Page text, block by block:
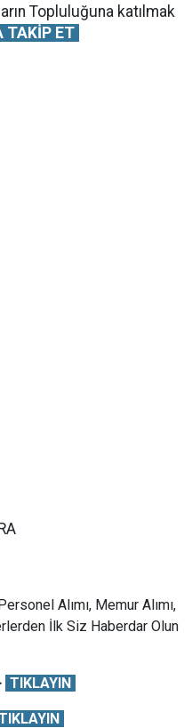
Topluluğuna katılmak
TAKİP ET
Alımı, Memur Alımı,
İlk Siz Haberdar Olun
TIKLAYIN